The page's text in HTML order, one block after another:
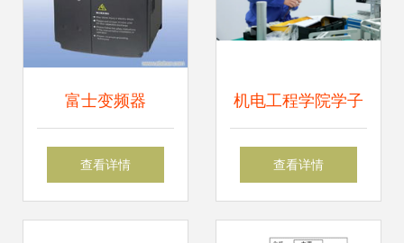
富士变频器
FRN30P11S-4CX
查看详情
机电工程学院学子
勇夺省机电一体化
查看详情